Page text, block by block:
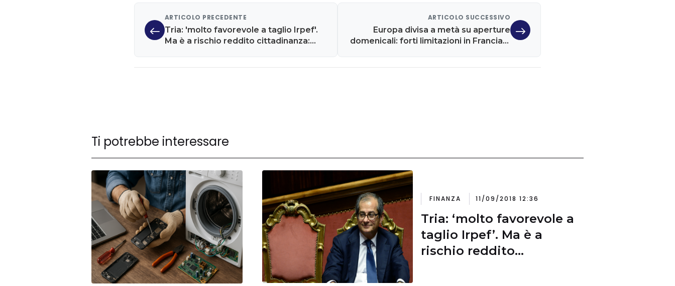
ARTICOLO PRECEDENTE
Tria: 'molto favorevole a taglio Irpef'.
Ma è a rischio reddito cittadinanza:
ARTICOLO SUCCESSIVO
Europa divisa a metà su aperture
domenicali: forti limitazioni in Francia e
Ti potrebbe interessare
FINANZA 11/09/2018 12:36
Tria: ‘molto favorevole a
taglio Irpef’. Ma è a
rischio reddito